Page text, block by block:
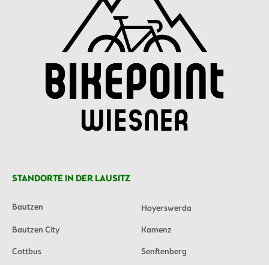
STANDORTE IN DER LAUSITZ
Bautzen
Hoyerswerda
Bautzen City
Kamenz
Cottbus
Senftenberg